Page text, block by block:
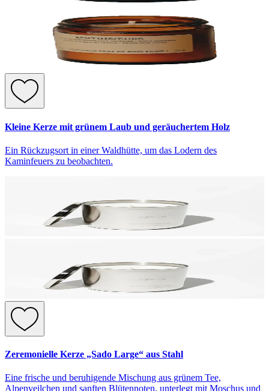
Kleine Kerze mit grünem Laub und geräuchertem Holz
Ein Rückzugsort in einer Waldhütte, um das Lodern des
Kaminfeuers zu beobachten.
Zeremonielle Kerze „Sado Large“ aus Stahl
Eine frische und beruhigende Mischung aus grünem Tee,
Alpenveilchen und sanften Blütennoten, unterlegt mit Moschus und